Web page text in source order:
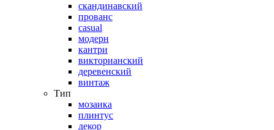
скандинавский
прованс
casual
модерн
кантри
викторианский
деревенский
винтаж
Тип
мозаика
плинтус
декор